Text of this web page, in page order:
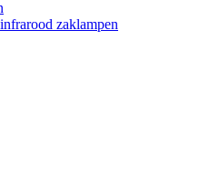
zaklampen